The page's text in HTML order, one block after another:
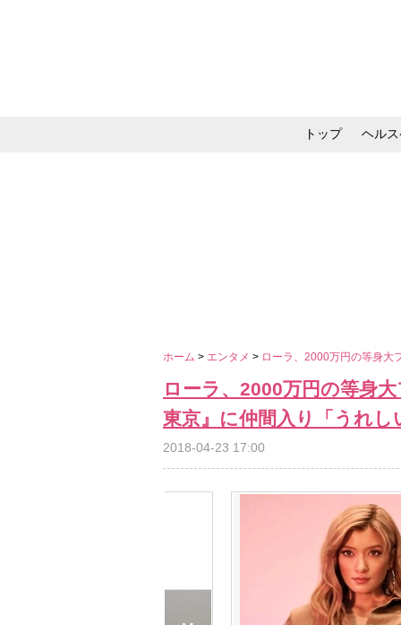
トップ ヘル
ホーム > エンタメ > ローラ、2000万円の等身
ローラ、2000万円の等身
東京』に仲間入り「うれし
2018-04-23 17:00